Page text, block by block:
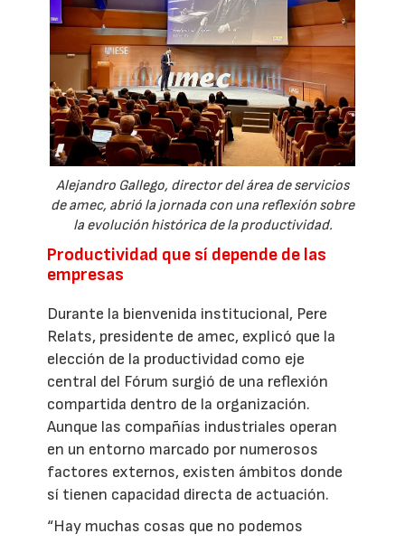
Alejandro Gallego, director del área de servicios
de amec, abrió la jornada con una reflexión sobre
la evolución histórica de la productividad.
Productividad que sí depende de las
empresas
Durante la bienvenida institucional, Pere
Relats, presidente de amec, explicó que la
elección de la productividad como eje
central del Fórum surgió de una reflexión
compartida dentro de la organización.
Aunque las compañías industriales operan
en un entorno marcado por numerosos
factores externos, existen ámbitos donde
sí tienen capacidad directa de actuación.
“Hay muchas cosas que no podemos